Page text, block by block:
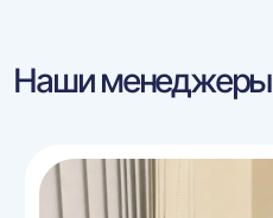
Наши менеджеры